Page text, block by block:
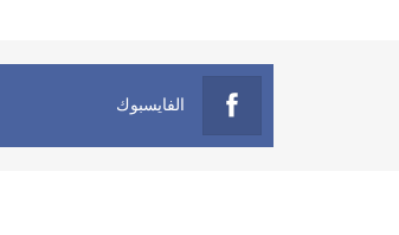
الفايسبوك